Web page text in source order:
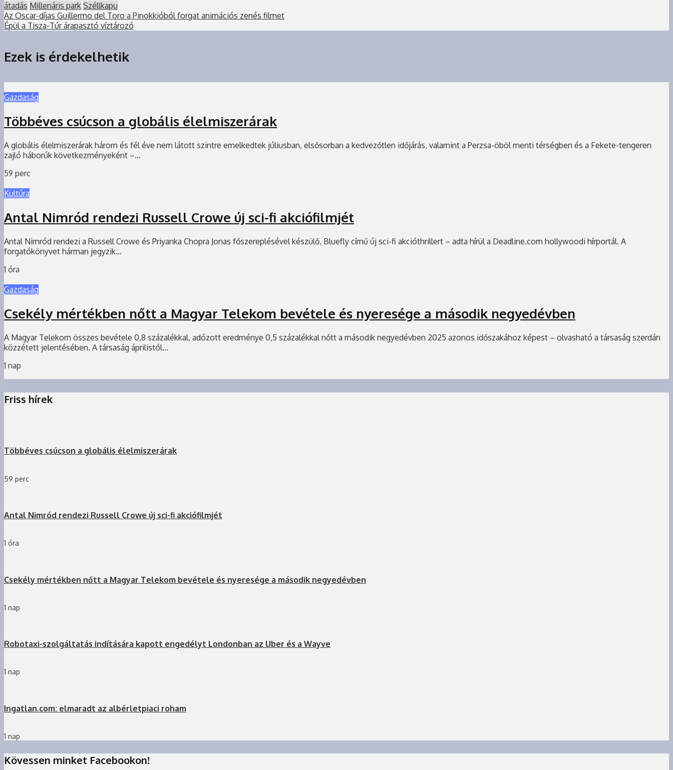
átadás Millenáris park Széllkapu
Az Oscar-díjas Guillermo del Toro a Pinokkióból forgat animációs zenés filmet
Épül a Tisza-Túr árapasztó víztározó
Ezek is érdekelhetik
Gazdaság
Többéves csúcson a globális élelmiszerárak
A globális élelmiszerárak három és fél éve nem látott szintre emelkedtek júliusban, elsősorban a kedvezőtlen időjárás, valamint a Perzsa-öböl menti térségben és a Fekete-tengeren
zajló háborúk következményeként –...
59 perc
Kultúra
Antal Nimród rendezi Russell Crowe új sci-fi akciófilmjét
Antal Nimród rendezi a Russell Crowe és Priyanka Chopra Jonas főszereplésével készülő, Bluefly című új sci-fi akcióthrillert – adta hírül a Deadline.com hollywoodi hírportál. A
forgatókönyvet hárman jegyzik...
1 óra
Gazdaság
Csekély mértékben nőtt a Magyar Telekom bevétele és nyeresége a második negyedévben
A Magyar Telekom összes bevétele 0,8 százalékkal, adózott eredménye 0,5 százalékkal nőtt a második negyedévben 2025 azonos időszakához képest – olvasható a társaság szerdán
közzétett jelentésében. A társaság áprilistól...
1 nap
Friss hírek
Többéves csúcson a globális élelmiszerárak
59 perc
Antal Nimród rendezi Russell Crowe új sci-fi akciófilmjét
1 óra
Csekély mértékben nőtt a Magyar Telekom bevétele és nyeresége a második negyedévben
1 nap
Robotaxi-szolgáltatás indítására kapott engedélyt Londonban az Uber és a Wayve
1 nap
Ingatlan.com: elmaradt az albérletpiaci roham
1 nap
Kövessen minket Facebookon!